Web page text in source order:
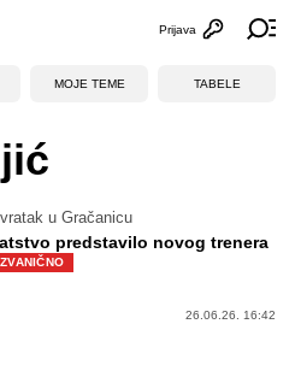
Otvori
Prijava
MOJE TEME TABELE
u Gračanicu
predstavilo novog trenera
ZVANIČNO
26.06.26. 16:42